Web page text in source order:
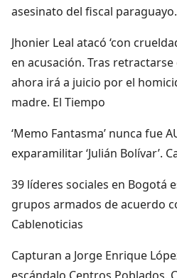
asesinato del fiscal
Jhonier Leal atacó ‘con
en acusación. Tras
ahora irá a juicio por el
madre. El Tiempo
‘Memo Fantasma’ nunca fue
exparamilitar ‘Julián Bolívar’.
39 líderes sociales en Bogotá
grupos armados de acuerdo
Cablenoticias
Capturan a Jorge Enrique